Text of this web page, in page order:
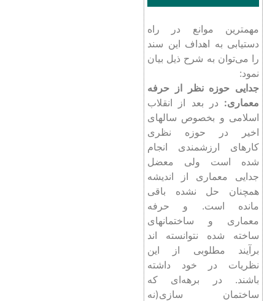
مهمترین موانع در راه
دستیابی به اهداف این سند
را می‌توان به شرح ذیل بیان
نمود:
جدایی حوزه نظر از حرفه
معماری: در بعد از انقلاب
اسلامی و بخصوص سالهای
اخیر در حوزه نظری
کارهای ارزشمندی انجام
شده است ولی معضل
جدایی معماری از اندیشه
همچنان حل نشده باقی
مانده است. و حرفه
معماری و ساختمانهای
ساخته شده نتوانسته اند
برآیند مطلوبی از این
نظریات در خود داشته
باشند. در برهه‌ای که
ساختمان سازی(نه